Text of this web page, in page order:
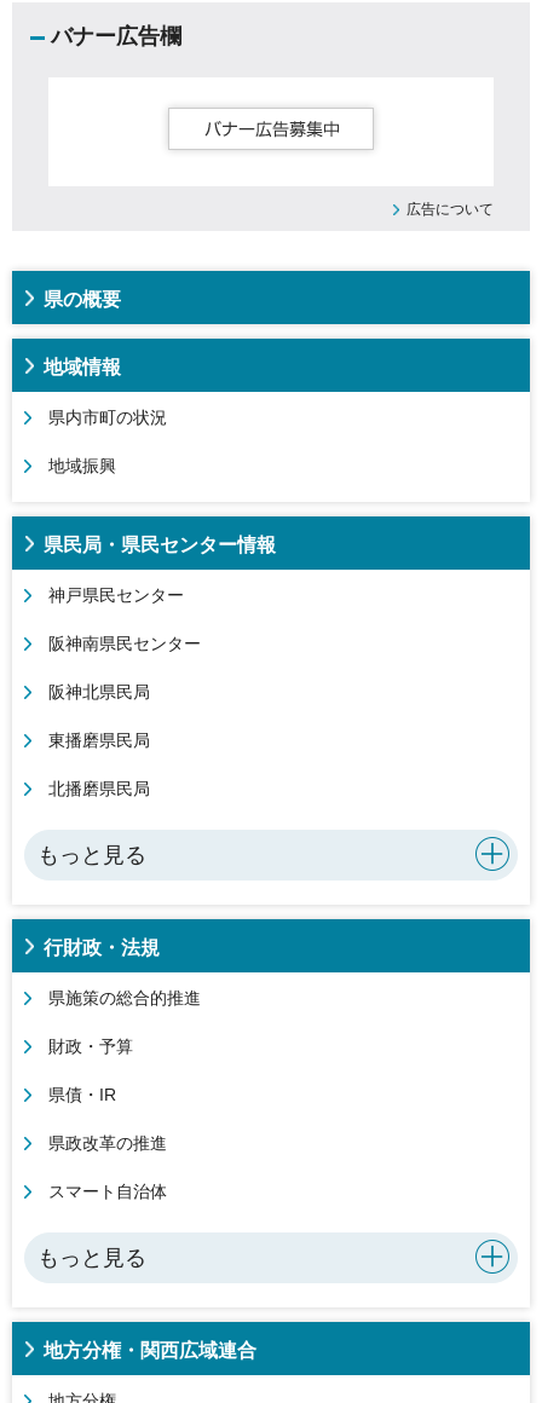
バナー広告欄
広告について
県の概要
地域情報
県内市町の状況
地域振興
県民局・県民センター情報
神戸県民センター
阪神南県民センター
阪神北県民局
東播磨県民局
北播磨県民局
もっと見る
行財政・法規
県施策の総合的推進
財政・予算
県債・IR
県政改革の推進
スマート自治体
もっと見る
地方分権・関西広域連合